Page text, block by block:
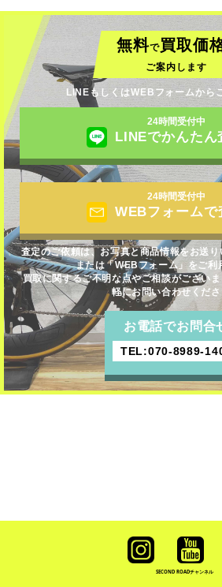
無料で買取価
ご案内します
LINEもしくはWEBフォームから
24時間受付中
LINEでかんたん
24時間受付中
WEBフォームで
査定のご依頼は、お写真と商品情報をお送
または「WEBフォーム」をご利
買取に関するご不明な点やご相談がござい
軽にお問い合わせくださ
お電話でお問合
TEL:070-8989-
SECOND ROADチャンネル